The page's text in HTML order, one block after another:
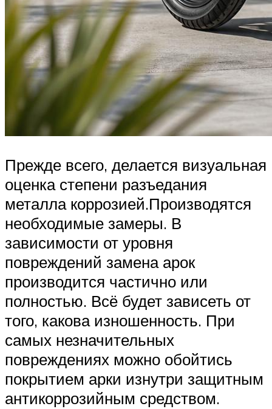
Прежде всего, делается визуальная
оценка степени разъедания
металла коррозией.Производятся
необходимые замеры. В
зависимости от уровня
повреждений замена арок
производится частично или
полностью. Всё будет зависеть от
того, какова изношенность. При
самых незначительных
повреждениях можно обойтись
покрытием арки изнутри защитным
антикоррозийным средством.